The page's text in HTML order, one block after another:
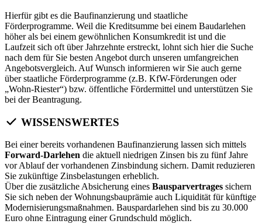
Hierfür gibt es die Baufinanzierung und staatliche
Förderprogramme. Weil die Kreditsumme bei einem Baudarlehen
höher als bei einem gewöhnlichen Konsumkredit ist und die
Laufzeit sich oft über Jahrzehnte erstreckt, lohnt sich hier die Suche
nach dem für Sie besten Angebot durch unseren umfangreichen
Angebotsvergleich. Auf Wunsch informieren wir Sie auch gerne
über staatliche Förderprogramme (z.B. KfW-Förderungen oder
„Wohn-Riester“) bzw. öffentliche Fördermittel und unterstützen Sie
bei der Beantragung.
WISSENSWERTES
Bei einer bereits vorhandenen Baufinanzierung lassen sich mittels
Forward-Darlehen die aktuell niedrigen Zinsen bis zu fünf Jahre
vor Ablauf der vorhandenen Zinsbindung sichern. Damit reduzieren
Sie zukünftige Zinsbelastungen erheblich.
Über die zusätzliche Absicherung eines Bausparvertrages sichern
Sie sich neben der Wohnungsbauprämie auch Liquidität für künftige
Modernisierungsmaßnahmen. Bauspardarlehen sind bis zu 30.000
Euro ohne Eintragung einer Grundschuld möglich.